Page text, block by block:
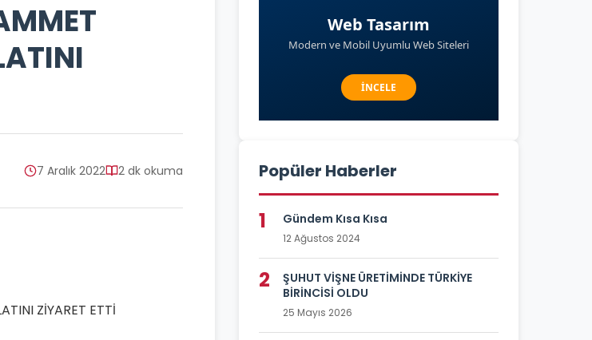
7 Aralık 2022 2 dk okuma Popüler Haberler
1 Gündem Kısa Kısa
12 Ağustos 2024
2
ŞUHUT VİŞNE ÜRETİMİNDE TÜRKİYE
BİRİNCİSİ OLDU
25 Mayıs 2026